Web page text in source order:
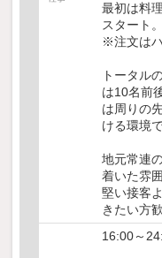
最初は料
スタート。
※注文は
トータル
は10名前
は周りの
ける環境で
地元常連
着いた雰
堅い接客
きたい方
16:00～